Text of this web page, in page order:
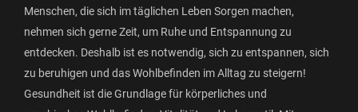
Menschen, die sich im täglichen Leben Sorgen machen,
nehmen sich gerne Zeit, um Ruhe und Entspannung zu
entdecken. Deshalb ist es notwendig, sich zu entspannen, sich
zu beruhigen und das Wohlbefinden im Alltag zu steigern!
Gesundheit ist die Grundlage für körperliches und